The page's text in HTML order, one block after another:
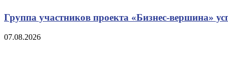
Группа участников проекта «Бизнес‑вершина»
07.08.2026